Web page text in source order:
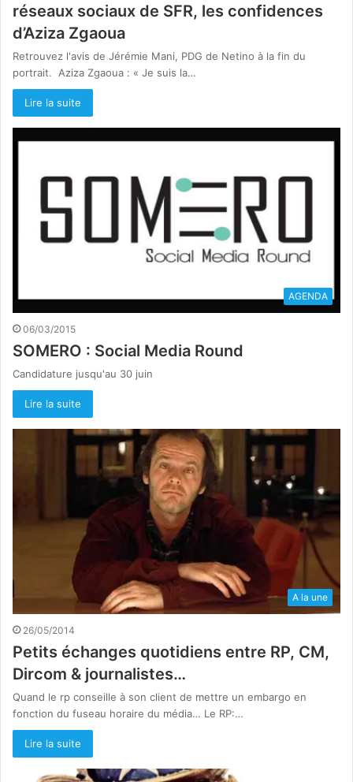
réseaux sociaux de SFR, les confidences
d’Aziza Zgaoua
Retrouvez l'avis de Jérémie Mani, PDG de Netino à la fin du
portrait. Aziza Zgaoua : « Je suis la…
Lire la suite
AGENDA
06/03/2015
SOMERO : Social Media Round
Candidature jusqu'au 30 juin
Lire la suite
A la une
26/05/2014
Petits échanges quotidiens entre RP, CM,
Dircom & journalistes…
Quand le rp conseille à son client de mettre un embargo en
fonction du fuseau horaire du média… Le RP:…
Lire la suite